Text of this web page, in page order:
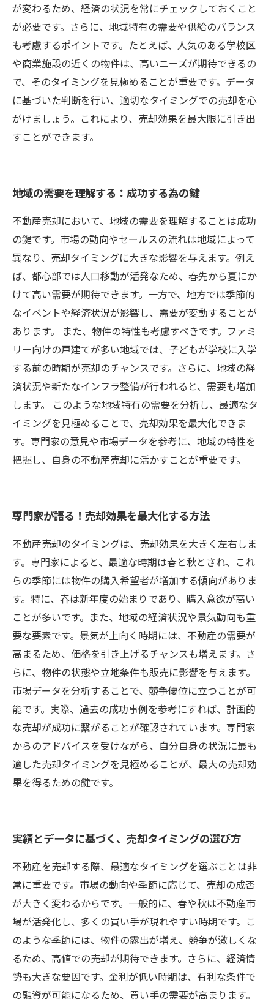
が変わるため、経済の状況を常にチェックしておくこと
が必要です。さらに、地域特有の需要や供給のバランス
も考慮するポイントです。たとえば、人気のある学校区
や商業施設の近くの物件は、高いニーズが期待できるの
で、そのタイミングを見極めることが重要です。データ
に基づいた判断を行い、適切なタイミングでの売却を心
がけましょう。これにより、売却効果を最大限に引き出
すことができます。
地域の需要を理解する：成功する為の鍵
不動産売却において、地域の需要を理解することは成功
の鍵です。市場の動向やセールスの流れは地域によって
異なり、売却タイミングに大きな影響を与えます。例え
ば、都心部では人口移動が活発なため、春先から夏にか
けて高い需要が期待できます。一方で、地方では季節的
なイベントや経済状況が影響し、需要が変動することが
あります。 また、物件の特性も考慮すべきです。ファミ
リー向けの戸建てが多い地域では、子どもが学校に入学
する前の時期が売却のチャンスです。さらに、地域の経
済状況や新たなインフラ整備が行われると、需要も増加
します。 このような地域特有の需要を分析し、最適なタ
イミングを見極めることで、売却効果を最大化できま
す。専門家の意見や市場データを参考に、地域の特性を
把握し、自身の不動産売却に活かすことが重要です。
専門家が語る！売却効果を最大化する方法
不動産売却のタイミングは、売却効果を大きく左右しま
す。専門家によると、最適な時期は春と秋とされ、これ
らの季節には物件の購入希望者が増加する傾向がありま
す。特に、春は新年度の始まりであり、購入意欲が高い
ことが多いです。また、地域の経済状況や景気動向も重
要な要素です。景気が上向く時期には、不動産の需要が
高まるため、価格を引き上げるチャンスも増えます。さ
らに、物件の状態や立地条件も販売に影響を与えます。
市場データを分析することで、競争優位に立つことが可
能です。実際、過去の成功事例を参考にすれば、計画的
な売却が成功に繋がることが確認されています。専門家
からのアドバイスを受けながら、自分自身の状況に最も
適した売却タイミングを見極めることが、最大の売却効
果を得るための鍵です。
実績とデータに基づく、売却タイミングの選び方
不動産を売却する際、最適なタイミングを選ぶことは非
常に重要です。市場の動向や季節に応じて、売却の成否
が大きく変わるからです。一般的に、春や秋は不動産市
場が活発化し、多くの買い手が現れやすい時期です。こ
のような季節には、物件の露出が増え、競争が激しくな
るため、高値での売却が期待できます。さらに、経済情
勢も大きな要因です。金利が低い時期は、有利な条件で